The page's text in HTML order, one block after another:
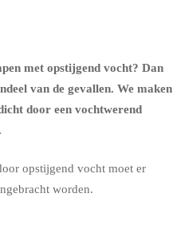
met opstijgend vocht? Dan
van de gevallen. We maken
door een vochtwerend
opstijgend vocht moet er
worden.